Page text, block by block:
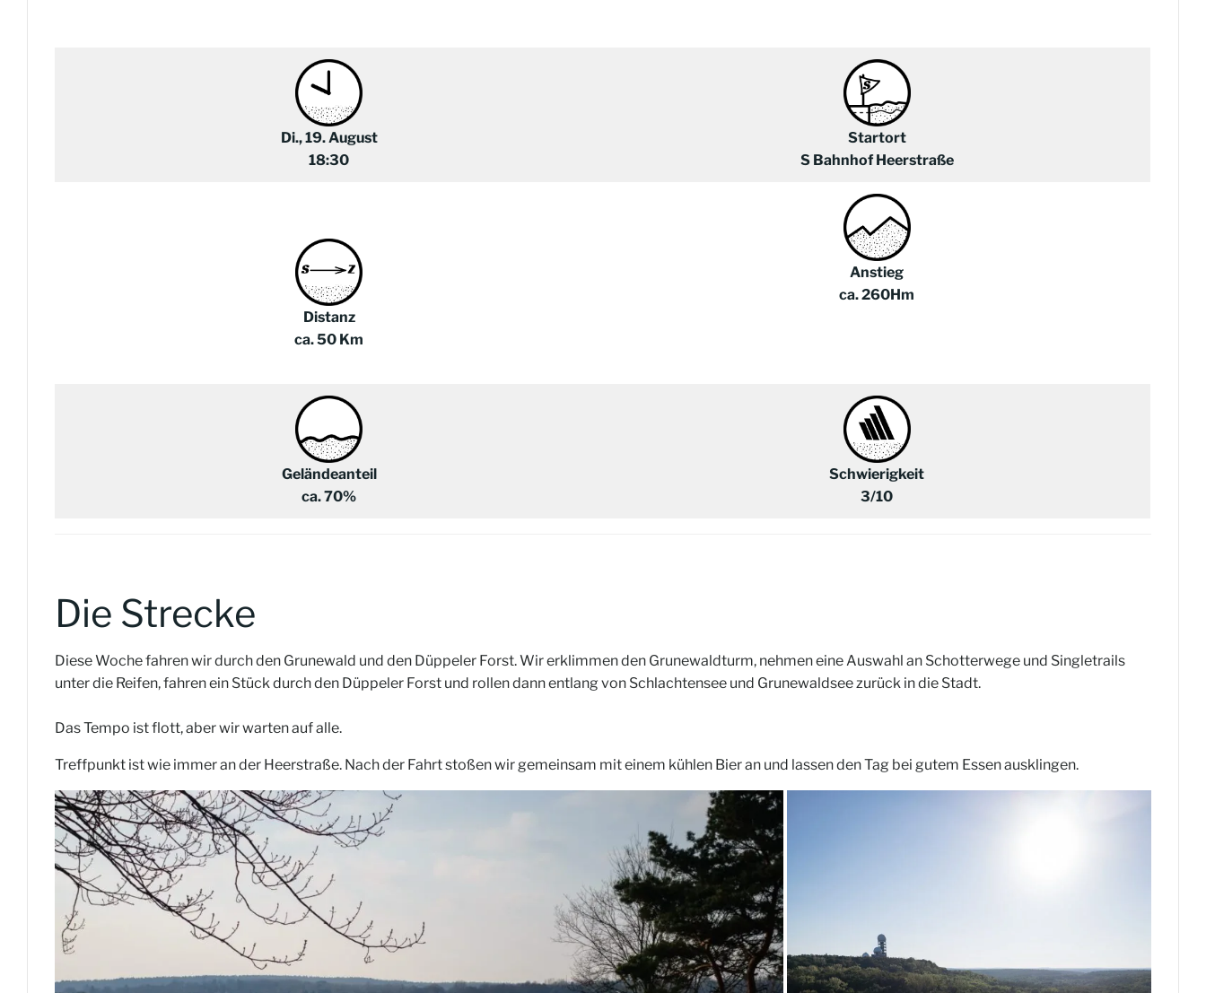
Di., 19. August
18:30
Startort
S Bahnhof Heerstraße
Distanz
ca. 50 Km
Anstieg
ca. 260Hm
Geländeanteil
ca. 70%
Schwierigkeit
3/10
Die Strecke
Diese Woche fahren wir durch den Grunewald und den Düppeler Forst. Wir erklimmen den Grunewaldturm, nehmen eine Auswahl an Schotterwege und Singletrails
unter die Reifen, fahren ein Stück durch den Düppeler Forst und rollen dann entlang von Schlachtensee und Grunewaldsee zurück in die Stadt.
Das Tempo ist flott, aber wir warten auf alle.
Treffpunkt ist wie immer an der Heerstraße. Nach der Fahrt stoßen wir gemeinsam mit einem kühlen Bier an und lassen den Tag bei gutem Essen ausklingen.